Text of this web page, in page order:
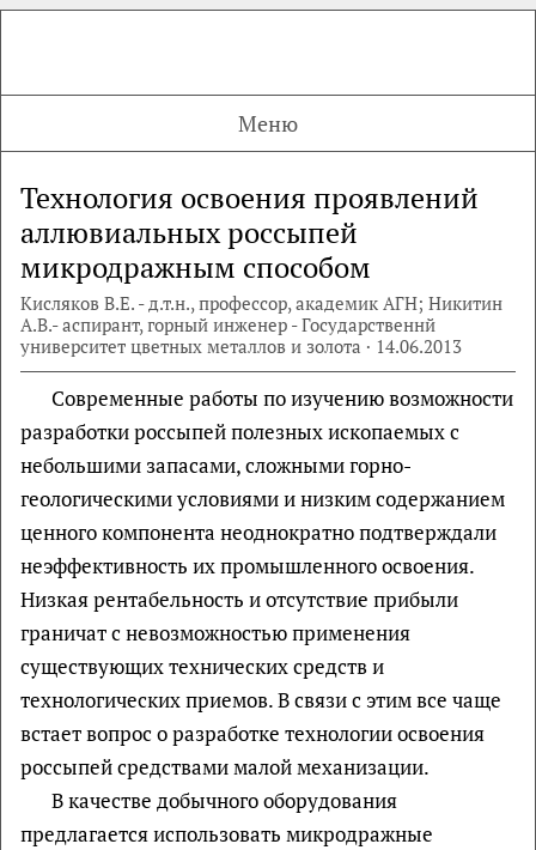
Меню
Технология освоения проявлений
аллювиальных россыпей
микродражным способом
Кисляков B.E. - д.т.н., профессор, академик АГН; Никитин
А.В.- аспирант, горный инженер - Государственнй
университет цветных металлов и золота · 14.06.2013
Современные работы по изучению возможности
разработки россыпей полезных ископаемых с
небольшими запасами, сложными горно-
геологическими условиями и низким содержанием
ценного компонента неоднократно подтверждали
неэффективность их промышленного освоения.
Низкая рентабельность и отсутствие прибыли
граничат с невозможностью применения
существующих технических средств и
технологических приемов. В связи с этим все чаще
встает вопрос о разработке технологии освоения
россыпей средствами малой механизации.
В качестве добычного оборудования
предлагается использовать микродражные